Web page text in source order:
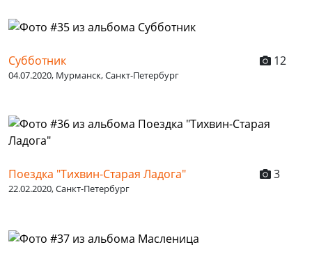
Субботник 12
04.07.2020, Мурманск, Санкт-Петербург
Поездка "Тихвин-Старая Ладога" 3
22.02.2020, Санкт-Петербург